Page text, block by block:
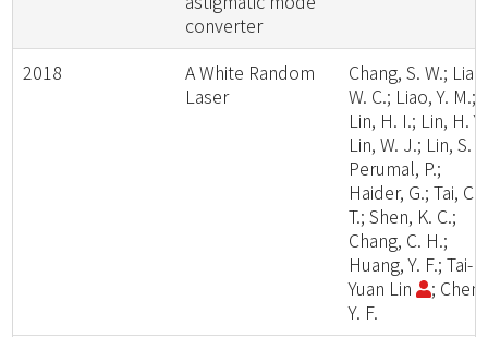
converter
2018
A White Random
Laser
Chang, S. W.;
W. C.; Liao, Y. M.;
Lin, H. I.; Lin, H.
Lin, W. J.; Lin, S.
Perumal, P.;
Haider, G.; Tai, C.
T.; Shen, K. C.;
Chang, C. H.;
Huang, Y. F.; Tai-
Yuan Lin
; Chen,
Y. F.